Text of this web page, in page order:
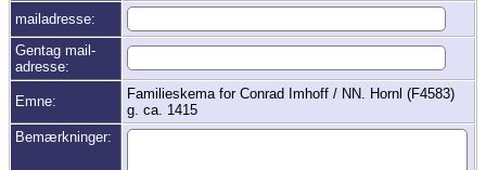
mailadresse:
Gentag mail-
adresse:
Emne:
Familieskema for Conrad Imhoff / NN. Hornl (F4583)
g. ca. 1415
Bemærkninger: